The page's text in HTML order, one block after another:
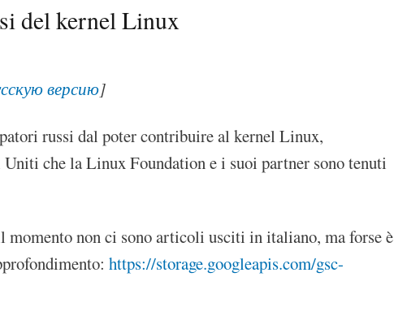
del kernel Linux
версию]
russi dal poter contribuire al kernel Linux,
che la Linux Foundation e i suoi partner sono tenuti
non ci sono articoli usciti in italiano, ma forse è
https://storage.googleapis.com/gsc-